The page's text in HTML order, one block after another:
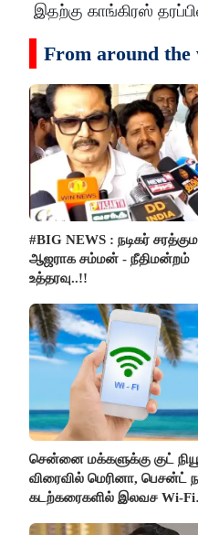
இதற்கு காங்கிரஸ்
From around the
#BIG NEWS : நடிகர்
ஆஜராக சம்மன் - நீதிமன்றம்
உத்தரவு..!!
சென்னை மக்களுக்கு குட்
விரைவில் மெரினா, பெசன்ட்
கடற்கரைகளில் இலவச Wi-Fi